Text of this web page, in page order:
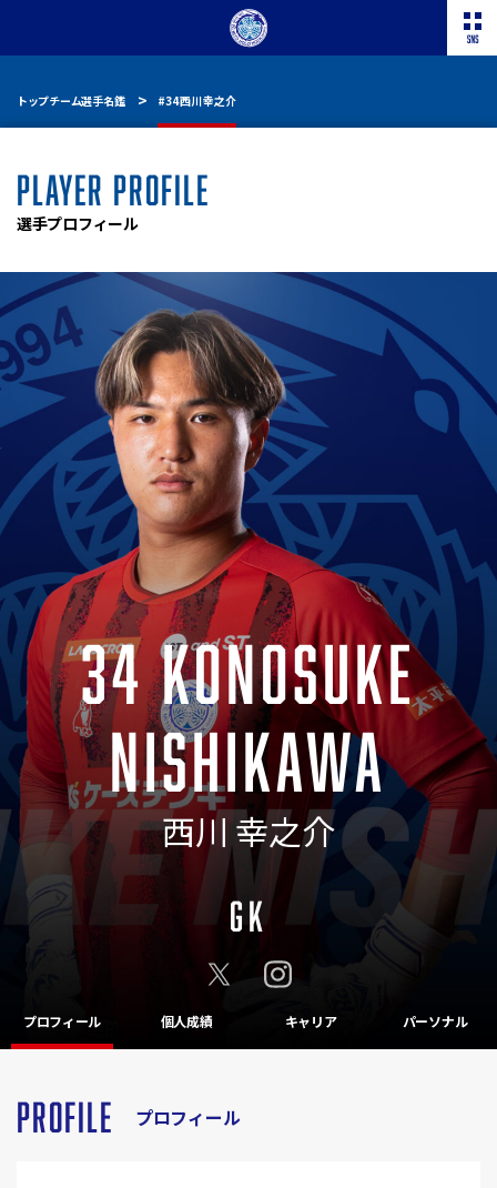
トップチーム選手名鑑 #34 西川 幸之介
PLAYER PROFILE
選手プロフィール
34 KONOSUKE
NISHIKAWA
西川 幸之介
GK
プロフィール 個人成績 キャリア パーソナル
PROFILE プロフィール